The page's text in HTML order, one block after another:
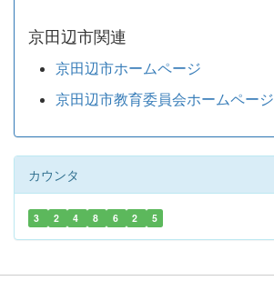
京田辺市関連
京田辺市ホームページ
京田辺市教育委員会ホームページ
カウンタ
3 2 4 8 6 2 5